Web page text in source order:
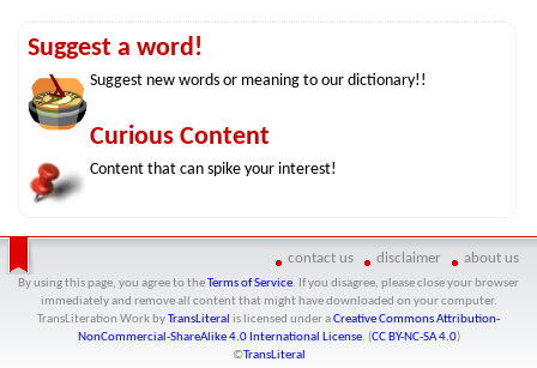
Suggest a word!
Suggest new words or meaning to our dictionary!!
Curious Content
Content that can spike your interest!
contact us disclaimer about us
By using this page, you agree to the Terms of Service. If you disagree, please close your browser
immediately and remove all content that might have downloaded on your computer.
TransLiteration Workby TransLiteral is licensed under aCreative Commons Attribution-
NonCommercial-ShareAlike 4.0 International License. (CC BY-NC-SA 4.0)
©TransLiteral